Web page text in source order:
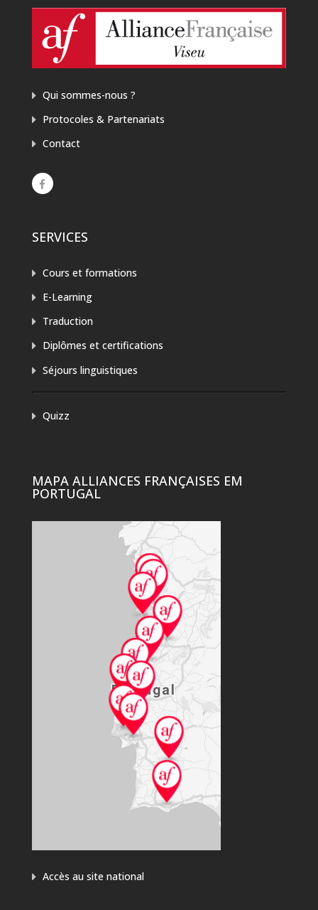
Qui sommes-nous ?
Protocoles & Partenariats
Contact
SERVICES
Cours et formations
E-Learning
Traduction
Diplômes et certifications
Séjours linguistiques
Quizz
MAPA ALLIANCES FRANÇAISES EM
PORTUGAL
Accès au site national